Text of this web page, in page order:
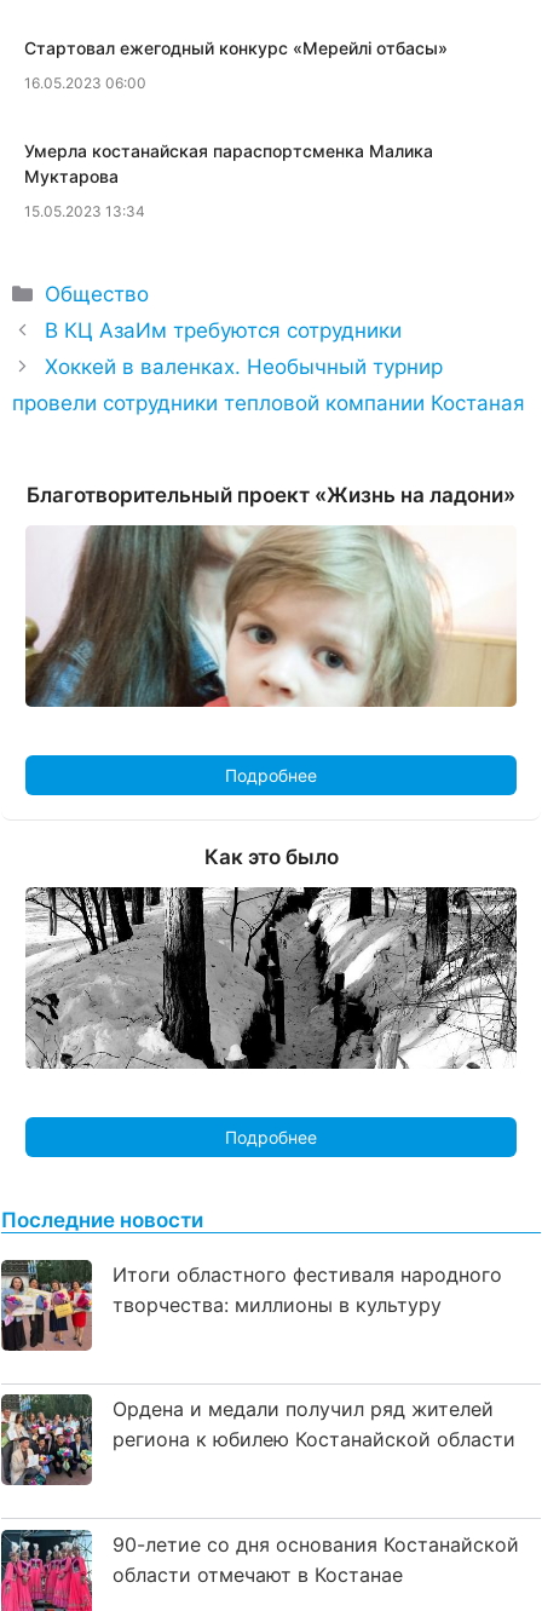
​Стартовал ежегодный конкурс «Мерейлi отбасы»
16.05.2023 06:00
​Умерла костанайская параспортсменка Малика
Муктарова
15.05.2023 13:34
Рубрики
Общество
В КЦ АзаИм требуются сотрудники
Хоккей в валенках. Необычный турнир
провели сотрудники тепловой компании Костаная
Благотворительный проект «Жизнь на ладони»
Подробнее
Как это было
Подробнее
Последние новости
Итоги областного фестиваля народного
творчества: миллионы в культуру
Ордена и медали получил ряд жителей
региона к юбилею Костанайской области
90-летие со дня основания Костанайской
области отмечают в Костанае